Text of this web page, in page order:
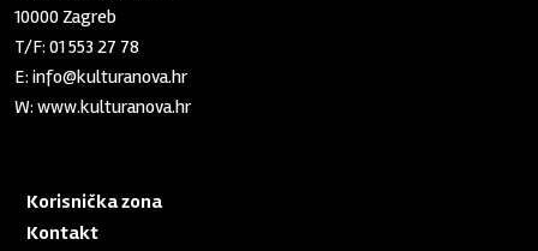
10000 Zagreb
T/F:01 553 27 78
E:info@kulturanova.hr
W:www.kulturanova.hr
Korisnička zona
Kontakt